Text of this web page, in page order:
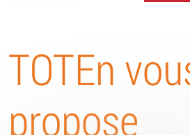
TOTEn
propose